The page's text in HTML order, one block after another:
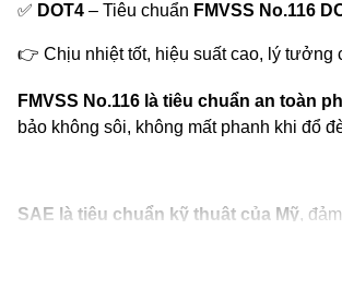
✅ DOT4 – Tiêu chuẩn FMVSS No.116
👉 Chịu nhiệt tốt, hiệu suất cao, lý tưởng
FMVSS No.116 là tiêu chuẩn an toàn
bảo không sôi, không mất phanh khi đổ
SAE là tiêu chuẩn kỹ thuật của Mỹ,